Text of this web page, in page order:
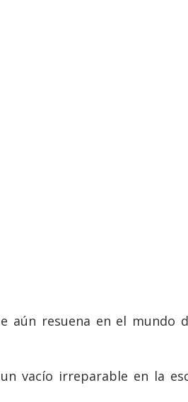
aún resuena en el mundo
vacío irreparable en la